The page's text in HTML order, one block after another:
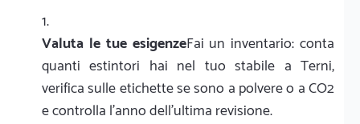
Valuta le tue esigenzeFai un inventario: conta
quanti estintori hai nel tuo stabile a Terni,
verifica sulle etichette se sono a polvere o a CO2
e controlla l'anno dell'ultima revisione.